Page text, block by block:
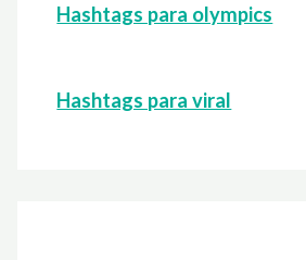
Hashtags para olympics
Hashtags para viral